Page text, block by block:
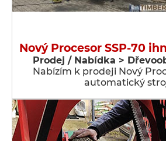
Nový Procesor SSP-70
Prodej / Nabídka >
Nabízím k prodeji Nový
automatický